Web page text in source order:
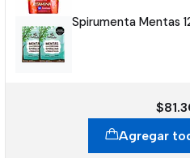
Spirumenta Mentas
Agregar